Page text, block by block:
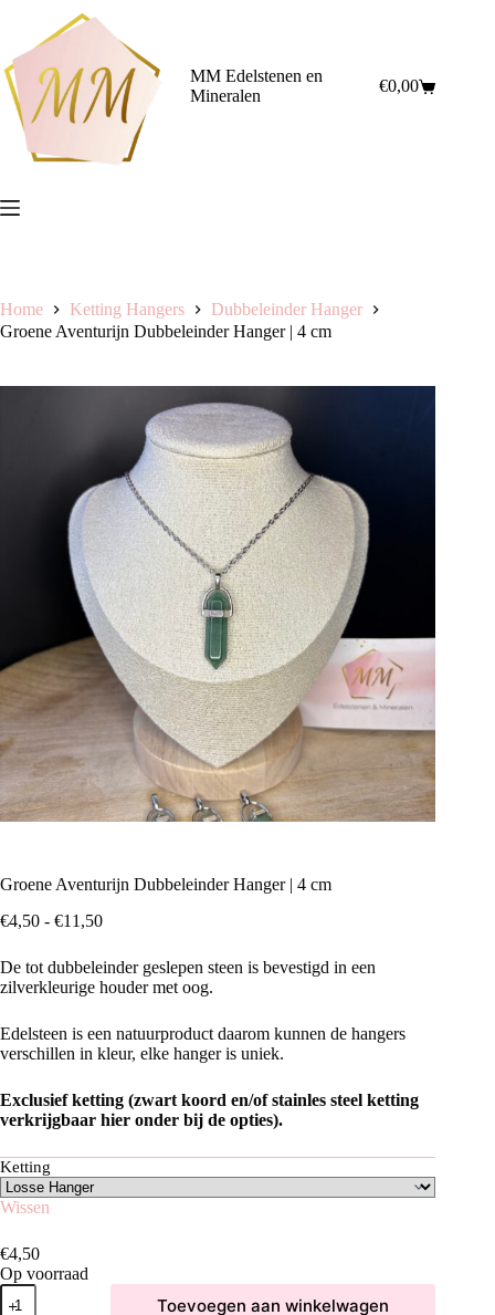
inhoud
MM Edelstenen en
Mineralen
Winkelwagen
€0,00
Home Ketting Hangers
Dubbeleinder Hanger
Groene Aventurijn Dubbeleinder Hanger | 4 cm
Groene Aventurijn Dubbeleinder Hanger | 4 cm
€4,50 - €11,50Prijsklasse:
tot
€11,50
De tot dubbeleinder geslepen steen is bevestigd in een
zilverkleurige houder met oog.
Edelsteen is een natuurproduct daarom kunnen de hangers
verschillen in kleur, elke hanger is uniek.
Exclusief ketting (zwart koord en/of stainles steel ketting
verkrijgbaar hier onder bij de opties).
Ketting
Wissen
€4,50
Op voorraad
Groene
Aventurijn
Toevoegen aan winkelwagen